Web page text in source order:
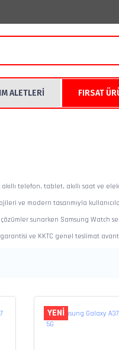
ALETLERİ FIRSAT
telefon, tablet, akıllı saat ve
ve modern tasarımıyla
sunarken Samsung Watch
ve KKTC genel teslimat
YENİ